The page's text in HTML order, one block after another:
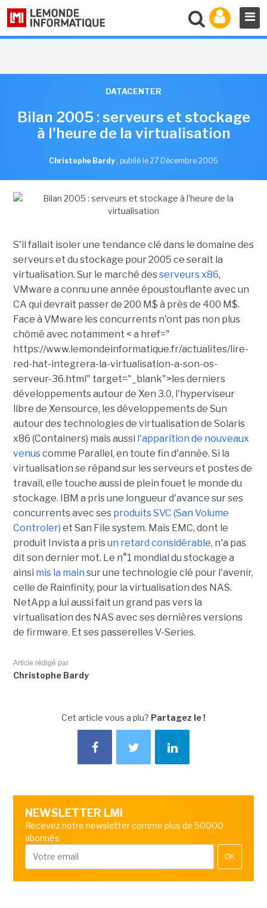
DATACENTER
Bilan 2005 : serveurs et stockage
à l'heure de la virtualisation
Christophe Bardy , publié le 27 Décembre 2005
S'il fallait isoler une tendance clé dans le domaine des
serveurs et du stockage pour 2005 ce serait la
virtualisation. Sur le marché desserveurs x86,
VMware a connu une année époustouflante avec un
CA qui devrait passer de 200 M$ à près de 400 M$.
Face à VMware les concurrents n'ont pas non plus
chômé avec notamment < a href="
https://www.lemondeinformatique.fr/actualites/lire-
red-hat-integrera-la-virtualisation-a-son-os-
serveur-36.html" target="_blank">les derniers
développements autour de Xen 3.0, l'hyperviseur
libre de Xensource, les développements de Sun
autour des technologies de virtualisation de Solaris
x86 (Containers) mais aussi l'apparition de nouveaux
venuscomme Parallel, en toute fin d'année. Si la
virtualisation se répand sur les serveurs et postes de
travail, elle touche aussi de plein fouet le monde du
stockage. IBM a pris une longueur d'avance sur ses
concurrents avec ses produits SVC (San Volume
Controler) et San File system. Mais EMC, dont le
produit Invista a prisun retard considérable, n'a pas
dit son dernier mot. Le n°1 mondial du stockage a
ainsi mis la main sur une technologie clé pour l'avenir,
celle de Rainfinity, pour la virtualisation des NAS.
NetApp a lui aussi fait un grand pas vers la
virtualisation des NAS avec ses dernières versions
de firmware. Et ses passerelles V-Series.
Article rédigé par
Christophe Bardy
Cet article vous a plu? Partagez le !
NEWSLETTER LMI
Recevez notre newsletter comme plus de 50000
abonnés
OK